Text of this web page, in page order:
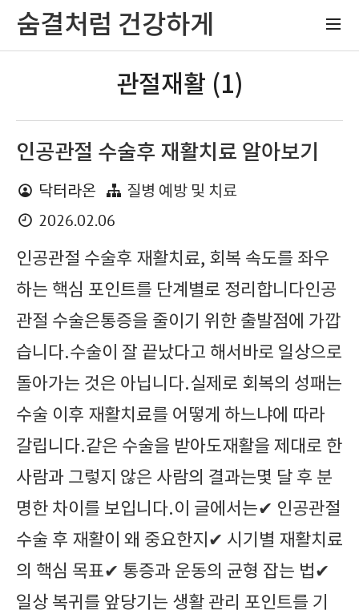
숨결처럼 건강하게
관절재활 (1)
인공관절 수술후 재활치료 알아보기
닥터라온 질병 예방 및 치료
2026.02.06
인공관절 수술후 재활치료, 회복 속도를 좌우
하는 핵심 포인트를 단계별로 정리합니다인공
관절 수술은통증을 줄이기 위한 출발점에 가깝
습니다.수술이 잘 끝났다고 해서바로 일상으로
돌아가는 것은 아닙니다.실제로 회복의 성패는
수술 이후 재활치료를 어떻게 하느냐에 따라
갈립니다.같은 수술을 받아도재활을 제대로 한
사람과 그렇지 않은 사람의 결과는몇 달 후 분
명한 차이를 보입니다.이 글에서는✔ 인공관절
수술 후 재활이 왜 중요한지✔ 시기별 재활치료
의 핵심 목표✔ 통증과 운동의 균형 잡는 법✔
일상 복귀를 앞당기는 생활 관리 포인트를 기